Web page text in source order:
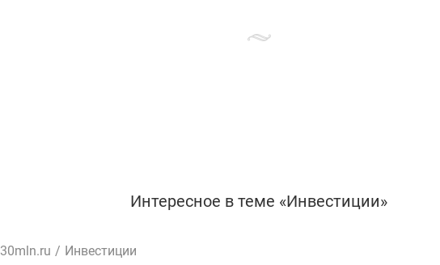
Интересное в теме «Инвестиции»
30mln.ru / Инвестиции